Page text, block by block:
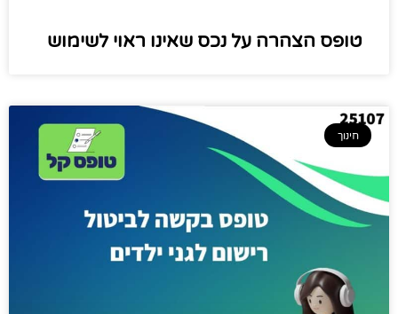
טופס הצהרה על נכס שאינו ראוי לשימוש
חינוך